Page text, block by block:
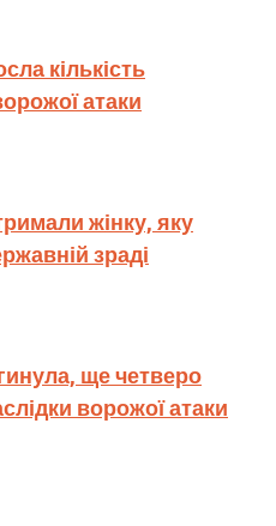
кількість
атаки
жінку, яку
зраді
ще четверо
ворожої атаки